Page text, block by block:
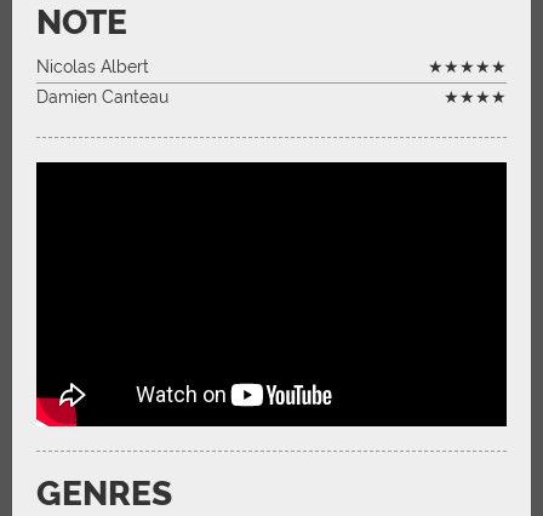
NOTE
Nicolas Albert
★★★★★
Damien Canteau
★★★★
GENRES